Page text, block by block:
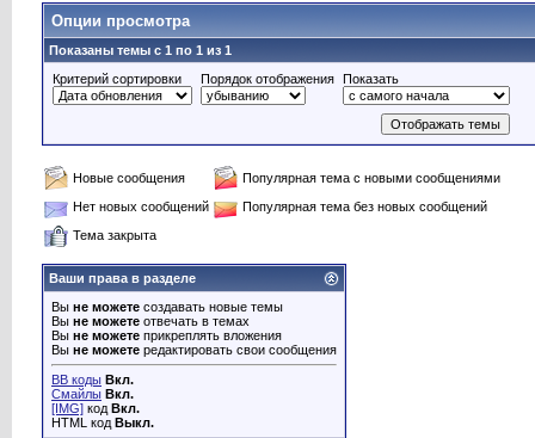
Опции просмотра
Показаны темы с 1 по 1 из 1
Критерий сортировки
Порядок отображения Показать
Новые сообщения
Популярная тема с новыми сообщениями
Нет новых сообщений
Популярная тема без новых сообщений
Тема закрыта
Ваши права в разделе
Вы не можете создавать новые темы
Вы не можете отвечать в темах
Вы не можете прикреплять вложения
Вы не можете редактировать свои сообщения
BB коды Вкл.
Смайлы Вкл.
[IMG] код Вкл.
HTML код Выкл.